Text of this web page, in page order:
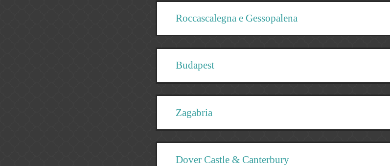
Roccascalegna e Gessopalena
Budapest
Zagabria
Dover Castle & Canterbury